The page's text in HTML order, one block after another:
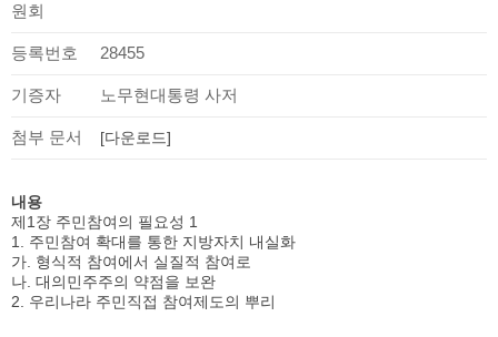
원회
등록번호 28455
기증자 노무현대통령 사저
첨부 문서 [다운로드]
내용
제1장 주민참여의 필요성 1
1. 주민참여 확대를 통한 지방자치 내실화
가. 형식적 참여에서 실질적 참여로
나. 대의민주주의 약점을 보완
2. 우리나라 주민직접 참여제도의 뿌리